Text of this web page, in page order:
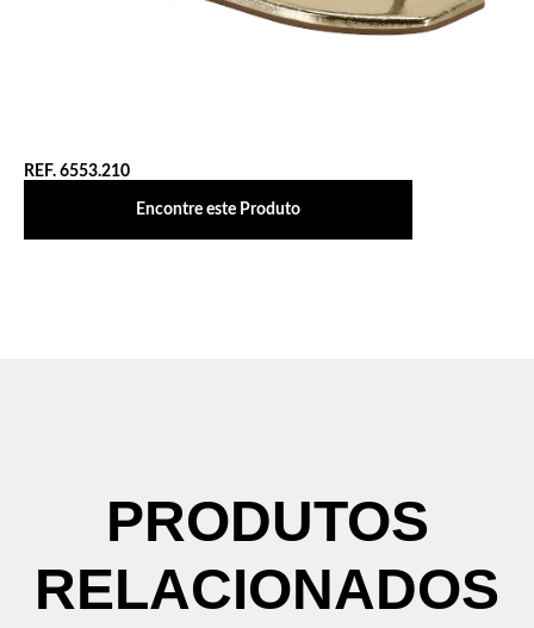
REF. 6553.210
Encontre este Produto
PRODUTOS
RELACIONADOS